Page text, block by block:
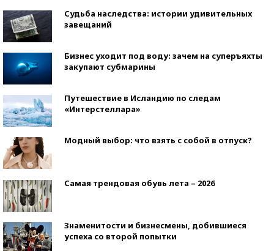
Судьба наследства: истории удивительных
завещаний
Бизнес уходит под воду: зачем на суперъяхты
закупают субмарины
Путешествие в Исландию по следам
«Интерстеллара»
Модный выбор: что взять с собой в отпуск?
Самая трендовая обувь лета – 2026
Знаменитости и бизнесмены, добившиеся
успеха со второй попытки